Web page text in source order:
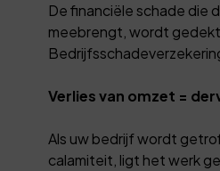
De financiële schade die
meebrengt, wordt
Verlies van omzet =
Als uw bedrijf wordt
calamiteit, ligt het werk